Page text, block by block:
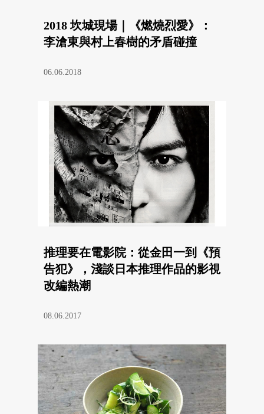
2018 坎城現場｜《燃燒烈愛》：
李滄東與村上春樹的矛盾碰撞
06.06.2018
推理要在電影院：從金田一到《預
告犯》，淺談日本推理作品的影視
改編熱潮
08.06.2017